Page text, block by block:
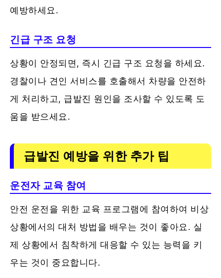
예방하세요.
긴급 구조 요청
상황이 안정되면, 즉시 긴급 구조 요청을 하세요.
경찰이나 견인 서비스를 호출해서 차량을 안전하
게 처리하고, 급발진 원인을 조사할 수 있도록 도
움을 받으세요.
급발진 예방을 위한 추가 팁
운전자 교육 참여
안전 운전을 위한 교육 프로그램에 참여하여 비상
상황에서의 대처 방법을 배우는 것이 좋아요. 실
제 상황에서 침착하게 대응할 수 있는 능력을 키
우는 것이 중요합니다.